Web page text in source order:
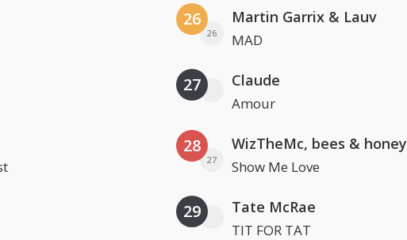
26
26
Martin Garrix & Lauv
MAD
27 Claude
Amour
28
27
WizTheMc, bees & honey
Show Me Love
29 Tate McRae
TIT FOR TAT